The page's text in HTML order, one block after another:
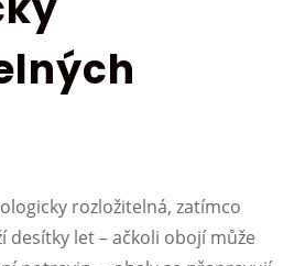
rozložitelná, zatímco
desítky let – ačkoli obojí může